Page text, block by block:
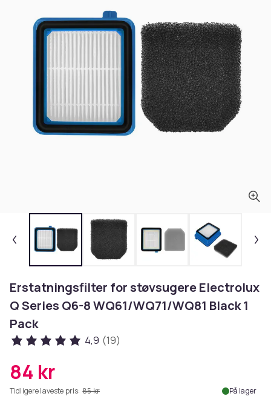
Erstatningsfilter for støvsugere Electrolux
Q Series Q6-8 WQ61/WQ71/WQ81 Black 1
Pack
4,9 (19)
84 kr
Tidligere laveste pris: 85 kr På lager